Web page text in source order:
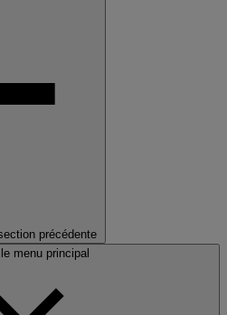
précédente
menu principal